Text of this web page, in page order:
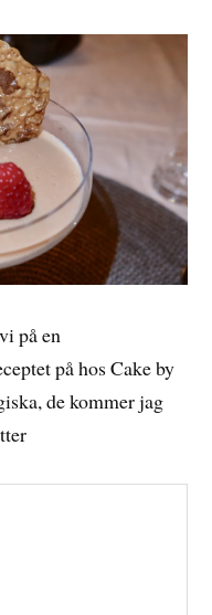
på en
på hos Cake by
de kommer jag